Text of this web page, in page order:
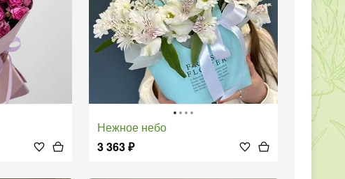
Нежное небо
3 363₽